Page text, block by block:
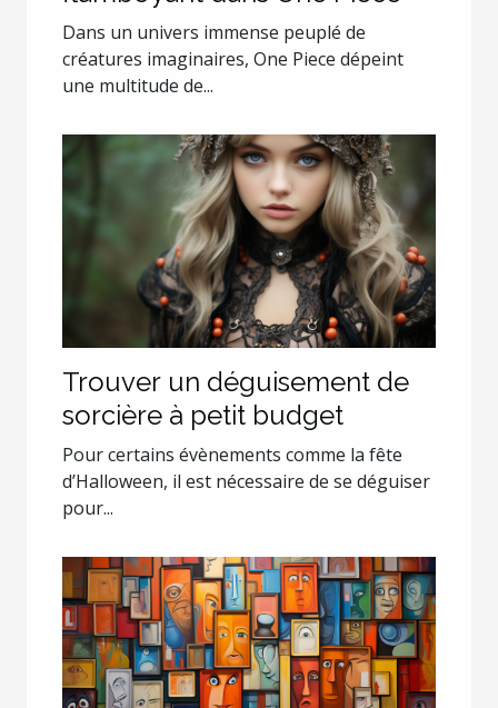
Dans un univers immense peuplé de
créatures imaginaires, One Piece dépeint
une multitude de...
Trouver un déguisement de
sorcière à petit budget
Pour certains évènements comme la fête
d’Halloween, il est nécessaire de se déguiser
pour...